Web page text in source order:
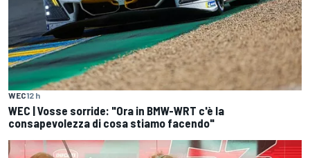
WEC12 h
WEC | Vosse sorride: "Ora in BMW-WRT c'è la
consapevolezza di cosa stiamo facendo"